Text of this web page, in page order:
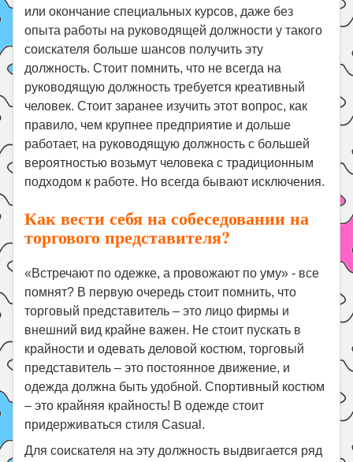
или окончание специальных курсов, даже без
опыта работы на руководящей должности у такого
соискателя больше шансов получить эту
должность. Стоит помнить, что не всегда на
руководящую должность требуется креативный
человек. Стоит заранее изучить этот вопрос, как
правило, чем крупнее предприятие и дольше
работает, на руководящую должность с большей
вероятностью возьмут человека с традиционным
подходом к работе. Но всегда бывают исключения.
Как вести себя на собеседовании на
торгового представителя?
«Встречают по одежке, а провожают по уму» - все
помнят? В первую очередь стоит помнить, что
торговый представитель – это лицо фирмы и
внешний вид крайне важен. Не стоит пускать в
крайности и одевать деловой костюм, торговый
представитель – это постоянное движение, и
одежда должна быть удобной. Спортивный костюм
– это крайняя крайность! В одежде стоит
придерживаться стиля Casual.
Для соискателя на эту должность выдвигается ряд